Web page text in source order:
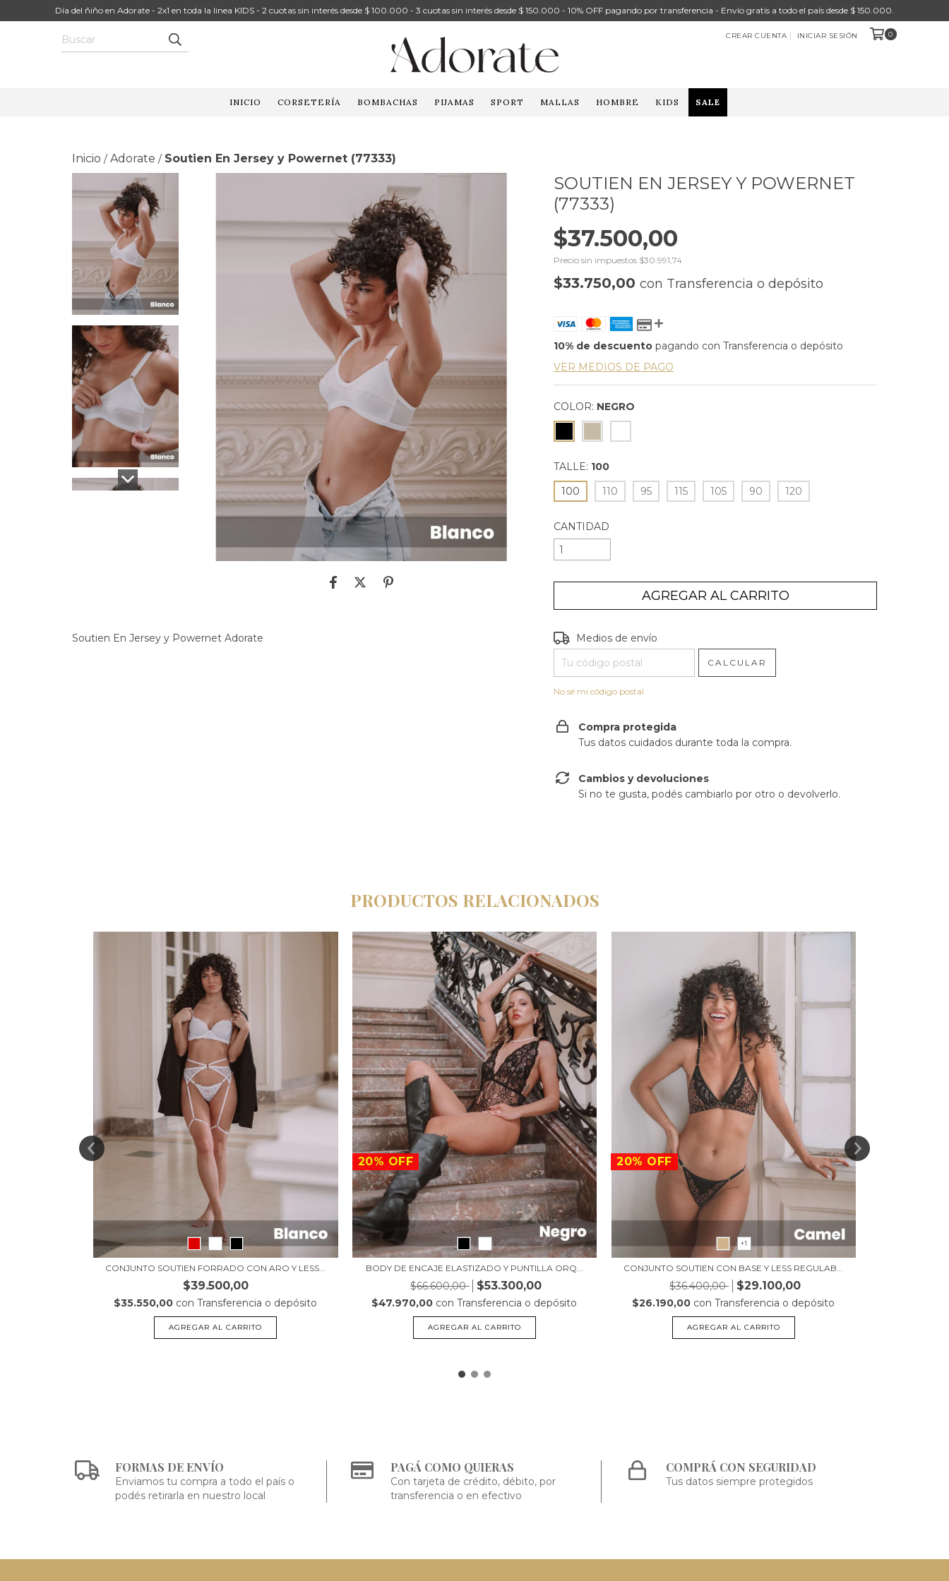
Día del ñiño en Adorate - 2x1 en toda la linea KIDS - 2 cuotas sin interés desde $ 100.000 - 3 cuotas sin interés desde $ 150.000 - 10% OFF pagando por transferencia - Envío gratis a todo el país desde $ 150.000.
CREAR CUENTA INICIAR SESIÓN 0
INICIO CORSETERÍA BOMBACHAS PIJAMAS SPORT MALLAS HOMBRE KIDS SALE
Inicio / Adorate / Soutien En Jersey y Powernet (77333)
Soutien En Jersey y Powernet Adorate
SOUTIEN EN JERSEY Y POWERNET
(77333)
$37.500,00
Precio sin impuestos $30.991,74
$33.750,00con Transferencia o depósito
10% de descuento pagando con Transferencia o depósito
VER MEDIOS DE PAGO
COLOR: NEGRO
TALLE: 100
100
110 95 115 105 90 120
CANTIDAD
Entregas para el CP:
Medios de envío
CALCULAR
No sé mi código postal
Compra protegida
Tus datos cuidados durante toda la compra.
Cambios y devoluciones
Si no te gusta, podés cambiarlo por otro o devolverlo.
PRODUCTOS RELACIONADOS
CONJUNTO SOUTIEN FORRADO CON ARO Y LESS...
$39.500,00
$35.550,00 con Transferencia o depósito
AGREGAR AL CARRITO
20% OFF
BODY DE ENCAJE ELASTIZADO Y PUNTILLA ORQ...
$66.600,00 $53.300,00
$47.970,00 con Transferencia o depósito
AGREGAR AL CARRITO
20% OFF
+1
CONJUNTO SOUTIEN CON BASE Y LESS REGULAB...
$36.400,00 $29.100,00
$26.190,00 con Transferencia o depósito
AGREGAR AL CARRITO
FORMAS DE ENVÍO
Enviamos tu compra a todo el país o
podés retirarla en nuestro local
PAGÁ COMO QUIERAS
Con tarjeta de crédito, débito, por
transferencia o en efectivo
COMPRÁ CON SEGURIDAD
Tus datos siempre protegidos